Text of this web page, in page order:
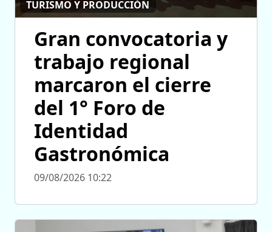
TURISMO Y PRODUCCIÓN
Gran convocatoria y
trabajo regional
marcaron el cierre
del 1° Foro de
Identidad
Gastronómica
09/08/2026 10:22